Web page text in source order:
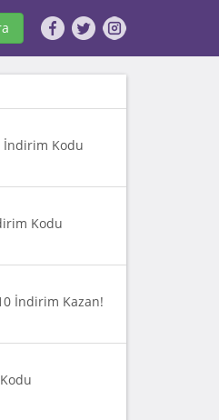
İndirim Kodu
Kodu
İndirim Kazan!